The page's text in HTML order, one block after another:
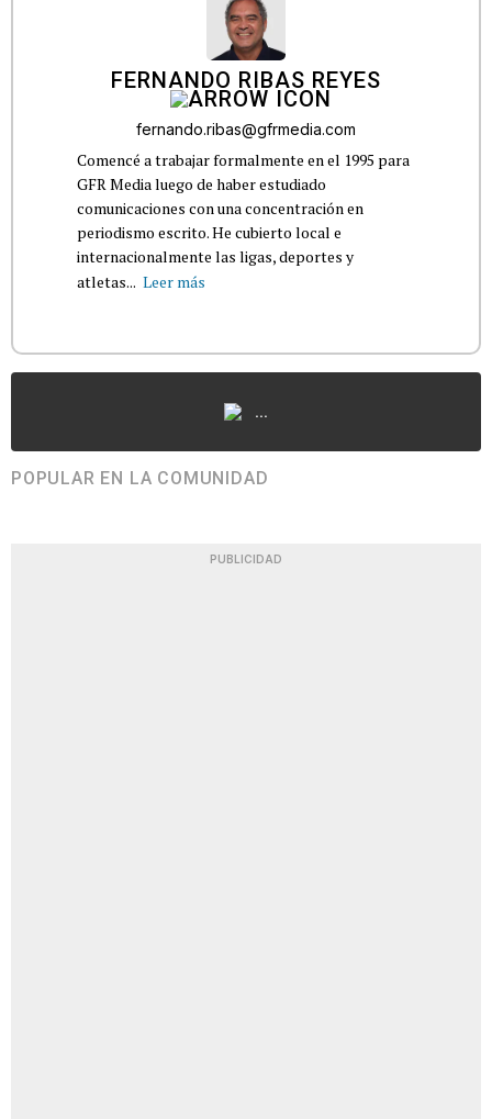
FERNANDO RIBAS REYES
fernando.ribas@gfrmedia.com
Comencé a trabajar formalmente en el 1995 para
GFR Media luego de haber estudiado
comunicaciones con una concentración en
periodismo escrito. He cubierto local e
internacionalmente las ligas, deportes y
atletas... Leer más
...
POPULAR EN LA COMUNIDAD
PUBLICIDAD